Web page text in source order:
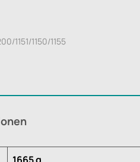
1151/1150/1155